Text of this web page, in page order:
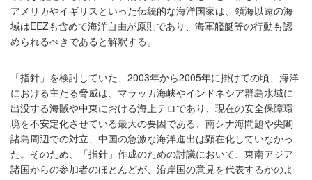
アメリカやイギリスといった伝統的な海洋国家は、領海以遠の海
域はEEZも含めて海洋自由が原則であり、海軍艦艇等の行動も認
められるべきであると解釈する。
「指針」を検討していた、2003年から2005年に掛けての頃、海洋
における主たる脅威は、マラッカ海峡やインドネシア群島水域に
出没する海賊や中東における海上テロであり、現在の安全保障環
境を不安定化させている最大の要因である、南シナ海問題や尖閣
諸島周辺での対立、中国の急激な海洋進出は顕在化していなかっ
た。そのため、「指針」作成のための討議において、東南アジア
諸国からの参加者のほとんどが、沿岸国の意見を代表するかのよ